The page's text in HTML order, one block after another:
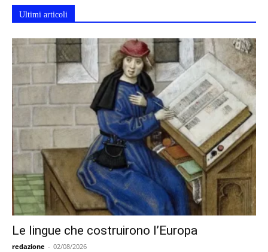
Ultimi articoli
Le lingue che costruirono l’Europa
redazione - 02/08/2026